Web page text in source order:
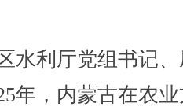
利厅党组书记、
年，内蒙古在农